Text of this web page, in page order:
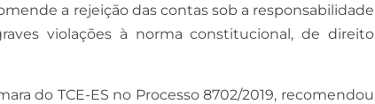
a rejeição das contas sob a responsabilidade
violações à norma constitucional, de direito
do TCE-ES no Processo 8702/2019, recomendou